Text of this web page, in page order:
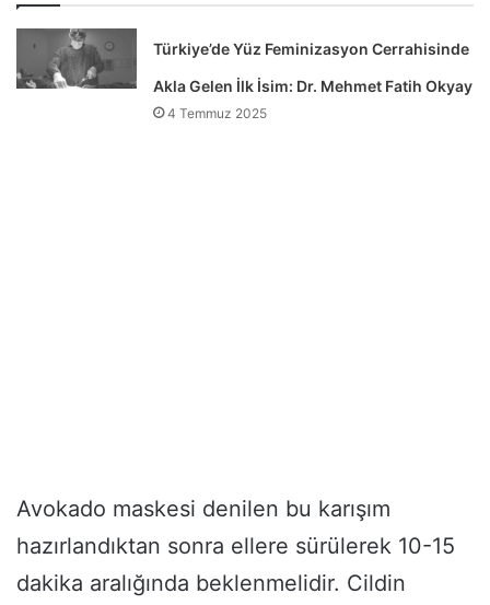
Türkiye’de Yüz Feminizasyon Cerrahisinde
Akla Gelen İlk İsim: Dr. Mehmet Fatih Okyay
4 Temmuz 2025
Avokado maskesi denilen bu karışım
hazırlandıktan sonra ellere sürülerek 10-15
dakika aralığında beklenmelidir. Cildin